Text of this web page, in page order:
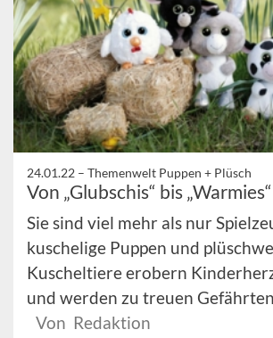
24.01.22 – Themenwelt Puppen + Plüsch
Von „Glubschis“ bis „Warmies“
Sie sind viel mehr als nur
kuschelige Puppen und
Kuscheltiere erobern
und werden zu treuen
Von Redaktion